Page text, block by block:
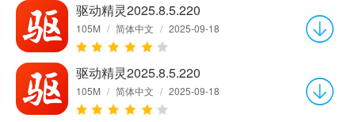
驱动精灵2025.8.5.220
105M / 简体中文 / 2025-09-18
驱动精灵2025.8.5.220
105M / 简体中文 / 2025-09-18